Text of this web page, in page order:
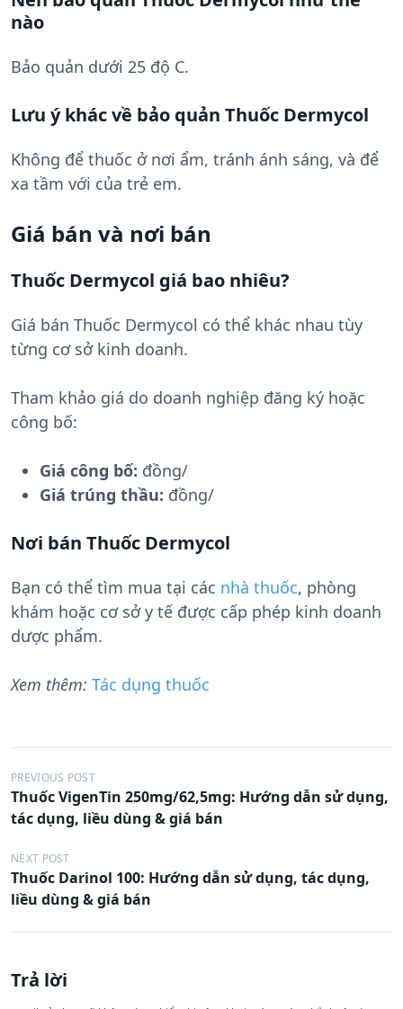
nào
Bảo quản dưới 25 độ C.
Lưu ý khác về bảo quản Thuốc Dermycol
Không để thuốc ở nơi ẩm, tránh ánh sáng, và để
xa tầm với của trẻ em.
Giá bán và nơi bán
Thuốc Dermycol giá bao nhiêu?
Giá bán Thuốc Dermycol có thể khác nhau tùy
từng cơ sở kinh doanh.
Tham khảo giá do doanh nghiệp đăng ký hoặc
công bố:
Giá công bố: đồng/
Giá trúng thầu: đồng/
Nơi bán Thuốc Dermycol
Bạn có thể tìm mua tại các nhà thuốc, phòng
khám hoặc cơ sở y tế được cấp phép kinh doanh
dược phẩm.
Xem thêm: Tác dụng thuốc
Đ
i
u
h
n
PREVIOUS POST
Thuốc VigenTin 250mg/62,5mg: Hướng dẫn sử dụng,
tác dụng, liều dùng & giá bán
NEXT POST
Thuốc Darinol 100: Hướng dẫn sử dụng, tác dụng,
liều dùng & giá bán
Trả lời